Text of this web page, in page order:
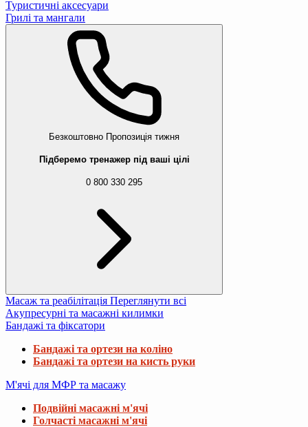
Туристичні аксесуари
Грилі та мангали
Безкоштовно Пропозиція тижня
Підберемо тренажер під ваші цілі
0 800 330 295
Масаж та реабілітація Переглянути всі
Акупресурні та масажні килимки
Бандажі та фіксатори
Бандажі та ортези на коліно
Бандажі та ортези на кисть руки
М'ячі для МФР та масажу
Подвійні масажні м'ячі
Голчасті масажні м'ячі